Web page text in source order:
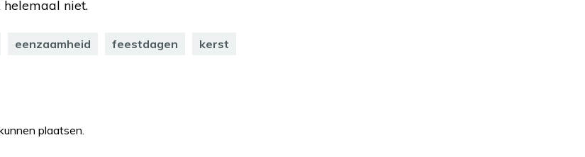
helemaal niet.
eenzaamheid feestdagen kerst
plaatsen.